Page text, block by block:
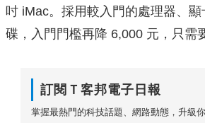
吋 iMac。採用較入門的處理器、
碟，入門門檻再降 6,000 元，只需
訂閱Ｔ客邦電子日報
掌握最熱門的科技話題、網路動態，升級